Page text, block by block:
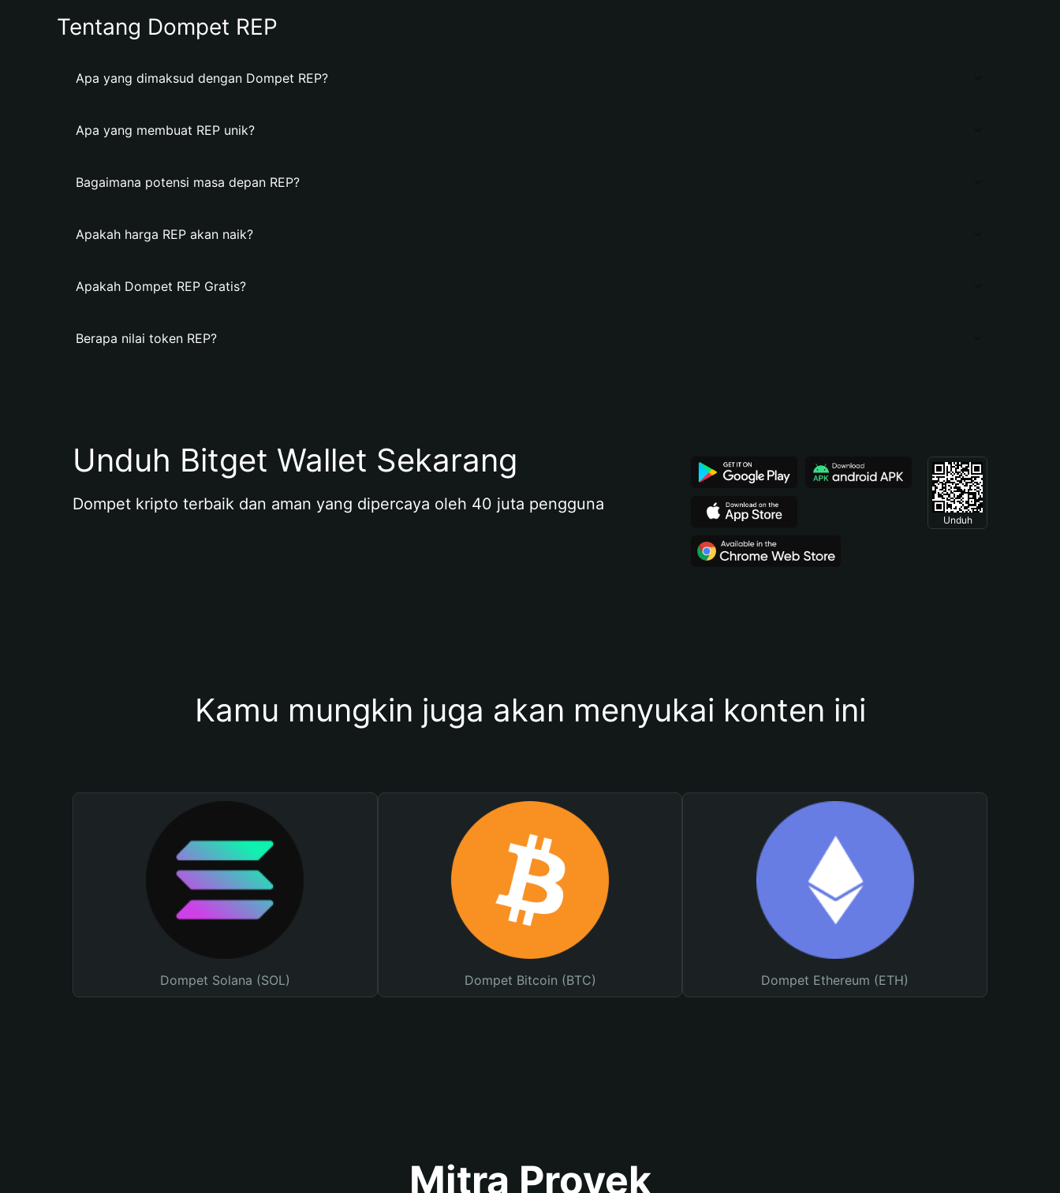
Tentang Dompet REP
Apa yang dimaksud dengan Dompet REP?
Apa yang membuat REP unik?
Bagaimana potensi masa depan REP?
Apakah harga REP akan naik?
Apakah Dompet REP Gratis?
Berapa nilai token REP?
Unduh Bitget Wallet Sekarang
Dompet kripto terbaik dan aman yang dipercaya oleh 40 juta pengguna
Unduh
Kamu mungkin juga akan menyukai konten ini
Dompet Solana (SOL) Dompet Bitcoin (BTC) Dompet Ethereum (ETH)
Mitra Proyek